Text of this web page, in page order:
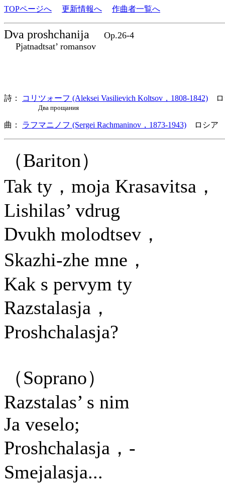
TOPページへ 更新情報へ 作曲者一覧へ
Dva proshchanija
Op.26-4
Pjatnadtsat’ romansov
詩： コリツォーフ (Aleksei Vasilievich Koltsov，1808-1842) ロ
Два прощания
曲： ラフマニノフ (Sergei Rachmaninov，1873-1943) ロシア
（Bariton）
Tak ty，moja Krasavitsa，
Lishilas’ vdrug
Dvukh molodtsev，
Skazhi-zhe mne，
Kak s pervym ty
Razstalasja，
Proshchalasja?
（Soprano）
Razstalas’ s nim
Ja veselo;
Proshchalasja，-
Smejalasja...